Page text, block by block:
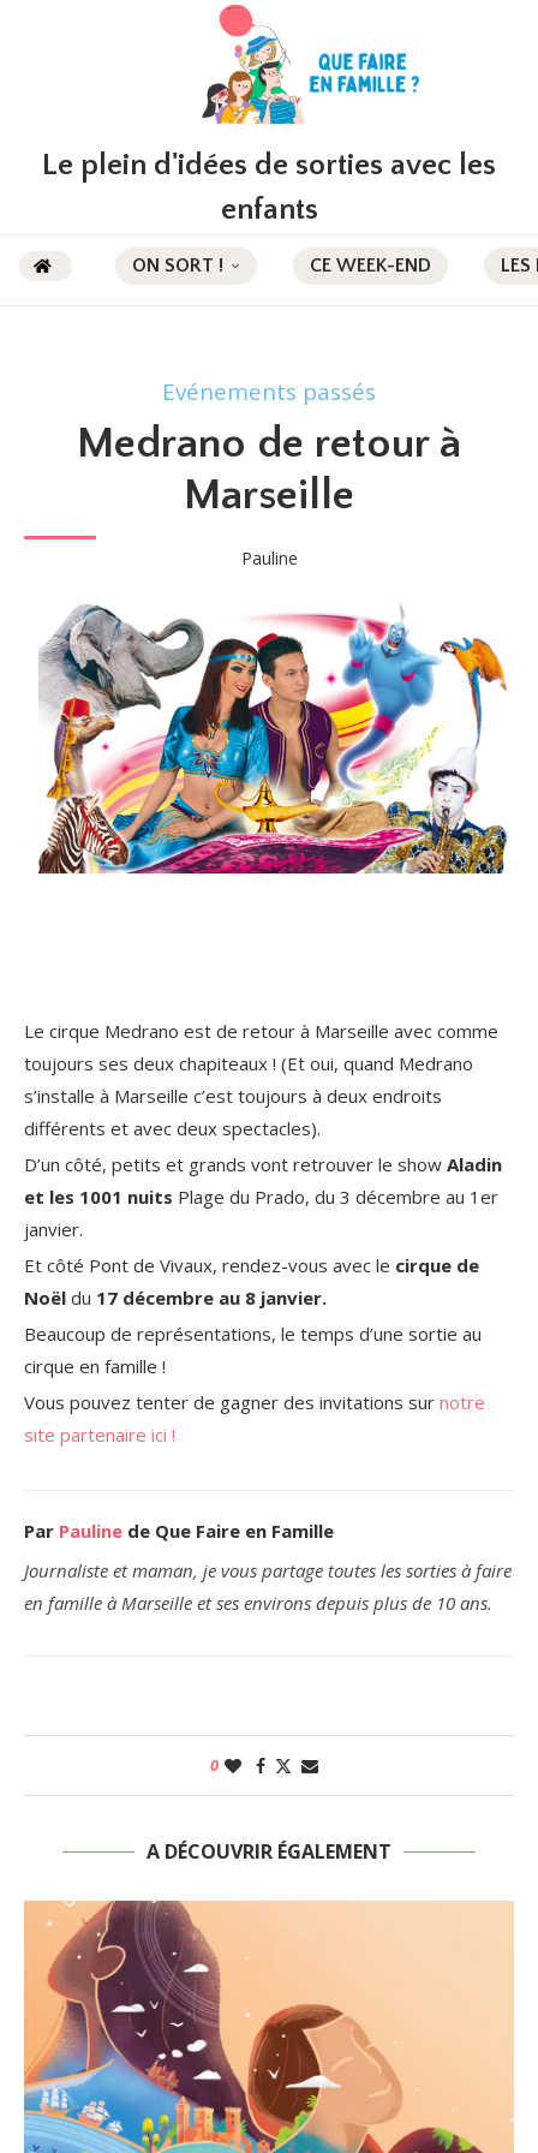
Le plein d'idées de sorties avec les
enfants
ON SORT ! CE WEEK-END LES
Evénements passés
Medrano de retour à
Marseille
Pauline
Le cirque Medrano est de retour à Marseille avec comme
toujours ses deux chapiteaux ! (Et oui, quand Medrano
s’installe à Marseille c’est toujours à deux endroits
différents et avec deux spectacles).
D’un côté, petits et grands vont retrouver le show Aladin
et les 1001 nuits Plage du Prado, du 3 décembre au 1er
janvier.
Et côté Pont de Vivaux, rendez-vous avec le cirque de
Noël du 17 décembre au 8 janvier.
Beaucoup de représentations, le temps d’une sortie au
cirque en famille !
Vous pouvez tenter de gagner des invitations sur notre
site partenaire ici !
Par Pauline de Que Faire en Famille
Journaliste et maman, je vous partage toutes les sorties à faire
en famille à Marseille et ses environs depuis plus de 10 ans.
0
A DÉCOUVRIR ÉGALEMENT